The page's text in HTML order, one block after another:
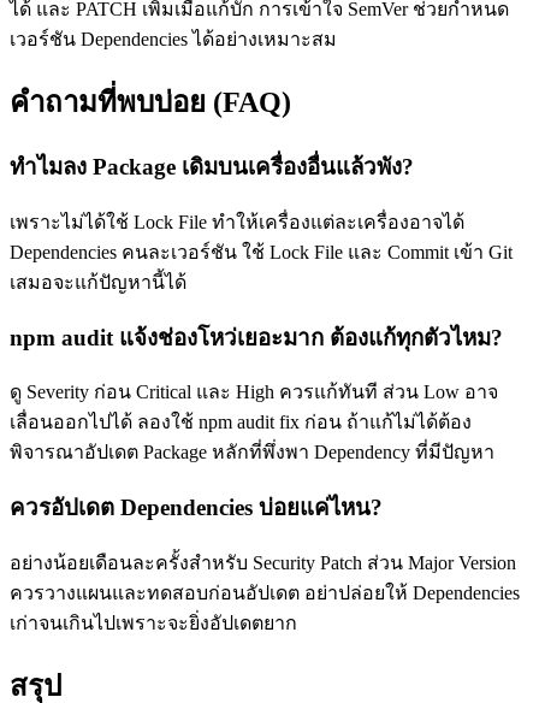
ได้ และ PATCH เพิ่มเมื่อแก้บั๊ก การเข้าใจ SemVer ช่วยกำหนด
เวอร์ชัน Dependencies ได้อย่างเหมาะสม
คำถามที่พบบ่อย (FAQ)
ทำไมลง Package เดิมบนเครื่องอื่นแล้วพัง?
เพราะไม่ได้ใช้ Lock File ทำให้เครื่องแต่ละเครื่องอาจได้
Dependencies คนละเวอร์ชัน ใช้ Lock File และ Commit เข้า Git
เสมอจะแก้ปัญหานี้ได้
npm audit แจ้งช่องโหว่เยอะมาก ต้องแก้ทุกตัวไหม?
ดู Severity ก่อน Critical และ High ควรแก้ทันที ส่วน Low อาจ
เลื่อนออกไปได้ ลองใช้ npm audit fix ก่อน ถ้าแก้ไม่ได้ต้อง
พิจารณาอัปเดต Package หลักที่พึ่งพา Dependency ที่มีปัญหา
ควรอัปเดต Dependencies บ่อยแค่ไหน?
อย่างน้อยเดือนละครั้งสำหรับ Security Patch ส่วน Major Version
ควรวางแผนและทดสอบก่อนอัปเดต อย่าปล่อยให้ Dependencies
เก่าจนเกินไปเพราะจะยิ่งอัปเดตยาก
สรุป